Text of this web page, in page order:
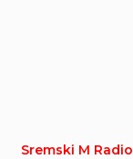
Sremski M Radio